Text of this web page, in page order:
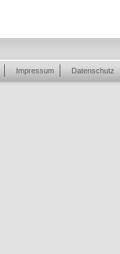
Impressum Datenschutz